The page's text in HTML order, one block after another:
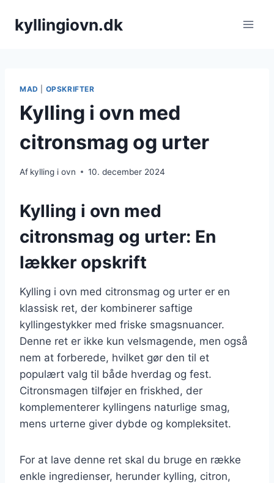
kyllingiovn.dk
MAD OPSKRIFTER
Kylling i ovn med
citronsmag og urter
Af kylling i ovn 10. december 2024
Kylling i ovn med
citronsmag og urter: En
lækker opskrift
Kylling i ovn med citronsmag og urter er en
klassisk ret, der kombinerer saftige
kyllingestykker med friske smagsnuancer.
Denne ret er ikke kun velsmagende, men også
nem at forberede, hvilket gør den til et
populært valg til både hverdag og fest.
Citronsmagen tilføjer en friskhed, der
komplementerer kyllingens naturlige smag,
mens urterne giver dybde og kompleksitet.
For at lave denne ret skal du bruge en række
enkle ingredienser, herunder kylling, citron,